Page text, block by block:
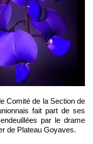
fait part de ses
par le drame
de Plateau Goyaves.